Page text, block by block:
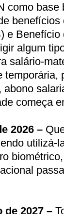
como
e
algum
salário-
temporária,
abono
começa
2026 –
utilizá-
de 2027 –